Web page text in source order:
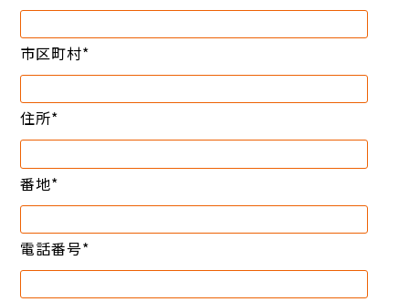
市区町村*
住所*
番地*
電話番号*